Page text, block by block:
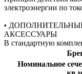
электроэнергии по
•
АКСЕССУАРЫ
В стандартную
Номинальное